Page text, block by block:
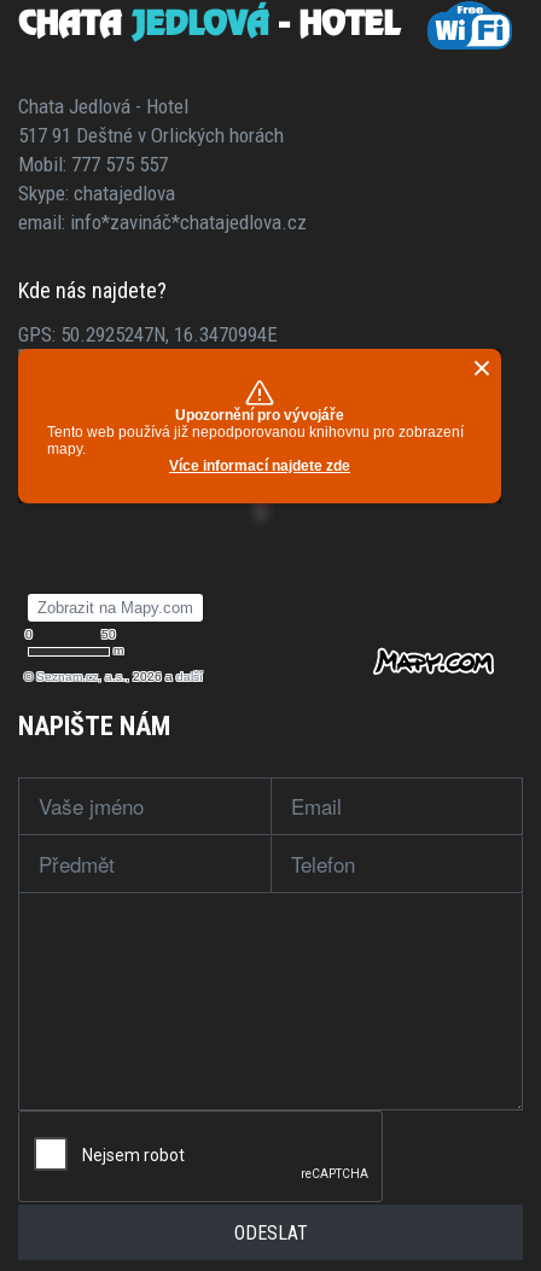
CHATA JEDLOVÁ - HOTEL
Chata Jedlová - Hotel
517 91 Deštné v Orlických horách
Mobil: 777 575 557
Skype: chatajedlova
email: info*zavináč*chatajedlova.cz
Kde nás najdete?
GPS: 50.2925247N, 16.3470994E
NAPIŠTE NÁM
ODESLAT